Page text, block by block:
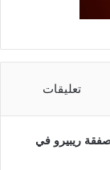
تعليقات
ريبيرو في